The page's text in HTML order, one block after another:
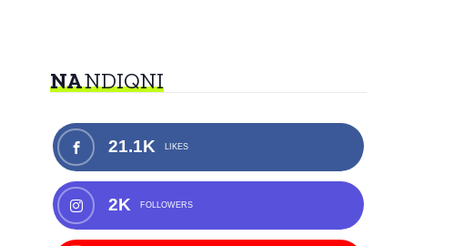
NANDIQNI
21.1K LIKES
2K FOLLOWERS